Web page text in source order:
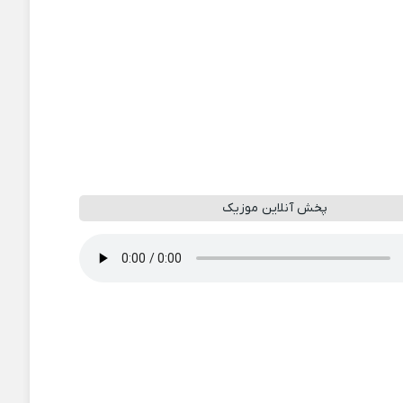
پخش آنلاین موزیک